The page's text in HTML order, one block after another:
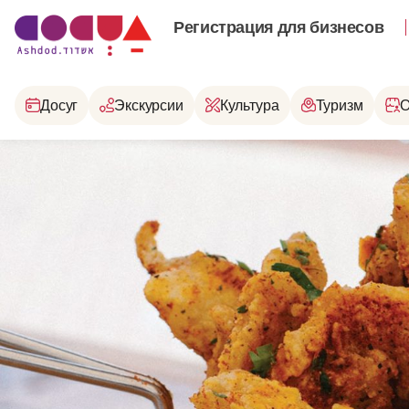
Регистрация для бизнесов
Досуг Экскурсии Культура Туризм